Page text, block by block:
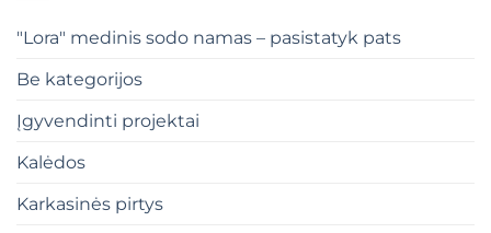
"Lora" medinis sodo namas – pasistatyk pats
Be kategorijos
Įgyvendinti projektai
Kalėdos
Karkasinės pirtys